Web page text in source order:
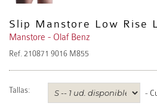
Slip Manstore Low Rise
Manstore - Olaf Benz
Ref. 210871 9016 M855
Tallas: -